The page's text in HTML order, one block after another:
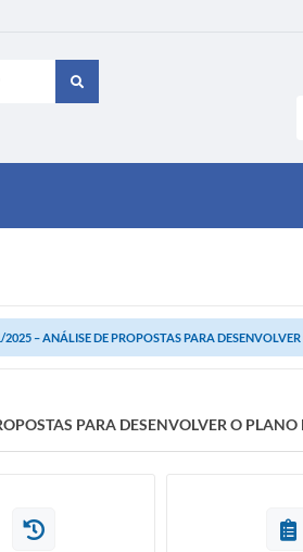
– ANÁLISE DE PROPOSTAS PARA
PARA DESENVOLVER O